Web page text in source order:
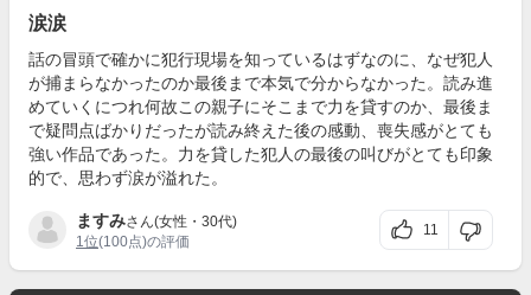
涙涙
話の冒頭で確かに犯行現場を知っているはずなのに、なぜ犯人
が捕まらなかったのか最後まで本気で分からなかった。読み進
めていくにつれ何故この親子にそこまで力を貸すのか、最後ま
で疑問点ばかりだったが読み終えた後の感動、喪失感がとても
強い作品であった。力を貸した犯人の最後の叫びがとても印象
的で、思わず涙が溢れた。
ますみさん(女性・30代)
1位(100点)の評価
11